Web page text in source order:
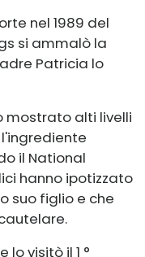
nel 1989 del
si ammalò la
Patricia lo
mostrato alti livelli
il National
hanno ipotizzato
suo figlio e che
visitò il 1 °